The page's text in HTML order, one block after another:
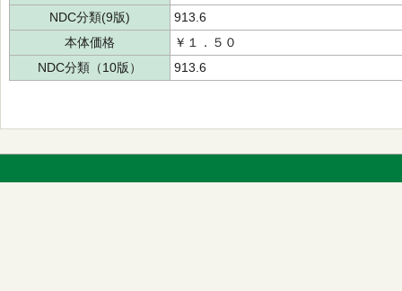
NDC分類(9版)
913.6
本体価格
￥１．５０
NDC分類（10版）
913.6